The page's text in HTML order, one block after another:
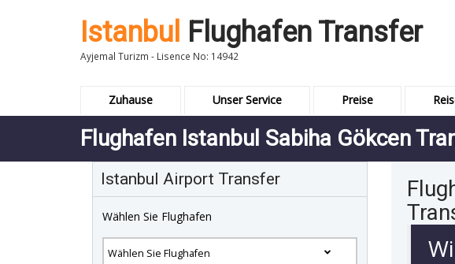
Istanbul Flughafen Transfer
Ayjemal Turizm - Lisence No: 14942
Zuhause Unser Service Preise
Flughafen Istanbul Sabiha Gökcen
Istanbul Airport Transfer
Wählen Sie Flughafen